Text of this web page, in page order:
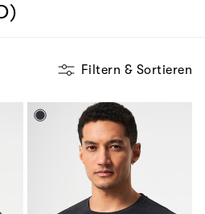
Filtern & Sortieren